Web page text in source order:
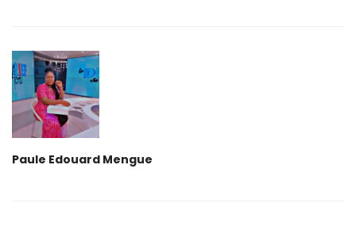
Paule Edouard Mengue